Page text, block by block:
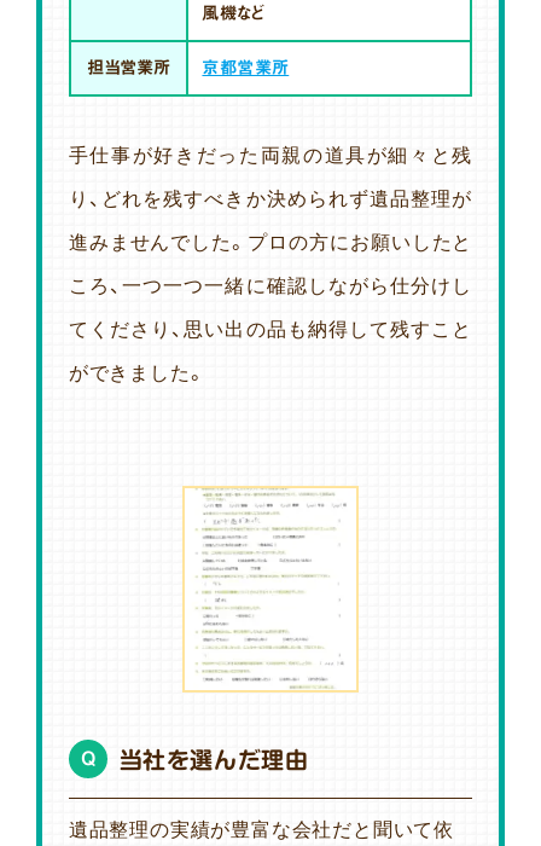
風機など
担当営業所 京都営業所
手仕事が好きだった両親の道具が細々と残
り、どれを残すべきか決められず遺品整理が
進みませんでした。プロの方にお願いしたと
ころ、一つ一つ一緒に確認しながら仕分けし
てくださり、思い出の品も納得して残すこと
ができました。
Q 当社を選んだ理由
遺品整理の実績が豊富な会社だと聞いて依